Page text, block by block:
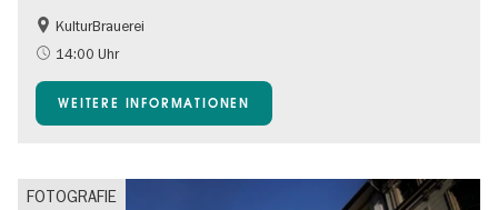
Barrierefrei
Going local Berlin
Open Air
KulturBrauerei
14:00 Uhr
WEITERE INFORMATIONEN
FOTOGRAFIE